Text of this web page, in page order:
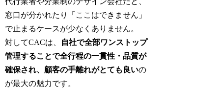
窓口が分かれたり「ここはできません」
で止まるケースが少なくありません。
対してCACは、
自社で全部ワンストップ
管理することで全行程の一貫性・品質が
確保され、顧客の手離れがとても良いの
が最大の魅力です。